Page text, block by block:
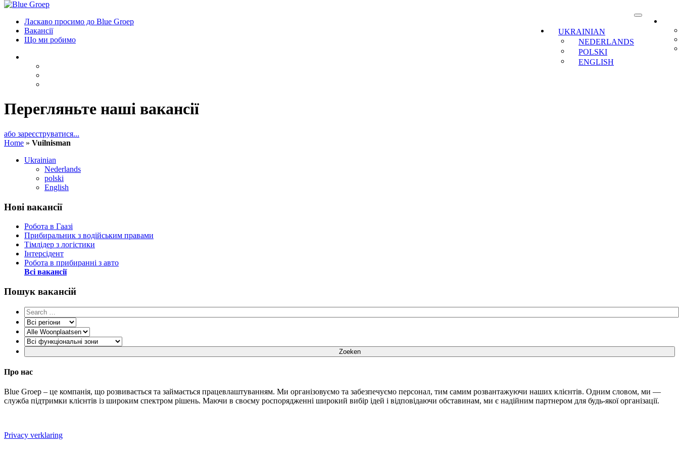
UKRAINIAN
NEDERLANDS
POLSKI
ENGLISH
Ласкаво просимо до Blue Groep
Вакансії
Що ми робимо
Перегляньте наші вакансії
або зареєструватися...
Home » Vuilnisman
Ukrainian
Nederlands
polski
English
Нові вакансії
Робота в Гаазі
Прибиральник з водійським правами
Тімлідер з логістики
Інтерсідент
Робота в прибиранні з авто
Всі вакансії
Пошук вакансій
Про нас
Blue Groep – це компанія, що розвивається та займається працевлаштуванням. Ми організовуємо та забезпечуємо персонал, тим самим розвантажуючи наших клієнтів. Одним словом, ми —
служба підтримки клієнтів із широким спектром рішень. Маючи в своєму роспорядженні широкий вибір ідей і відповідаючи обставинам, ми є надійним партнером для будь-якої організації.
Privacy verklaring